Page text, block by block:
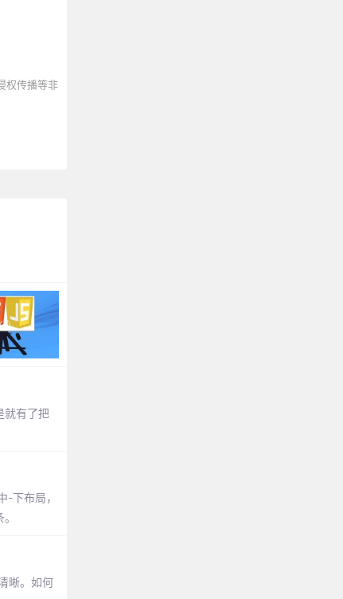
权传播等非
就有了把
下布局，
晰。如何